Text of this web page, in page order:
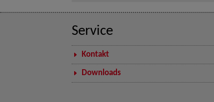
Service
Kontakt
Downloads